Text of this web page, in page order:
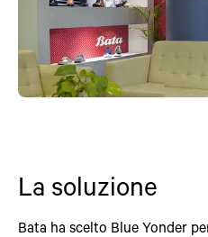
La soluzione
Bata ha scelto Blue Yonder